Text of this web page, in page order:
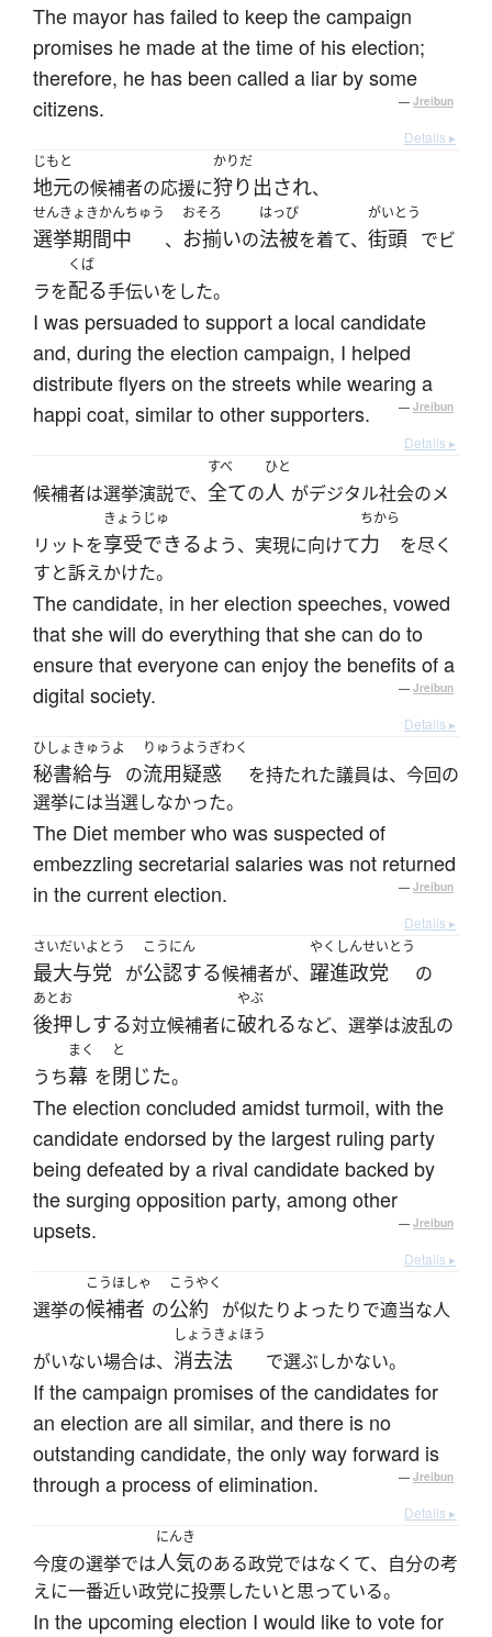
The mayor has failed to keep the campaign
promises he made at the time of his election;
therefore, he has been called a liar by some
citizens.
— Jreibun
Details ▸
じもと
地元の候補者の応援に
かりだ
狩り出され、
せんきょきかんちゅう
選挙期間中 、
おそろ
お揃いの
はっぴ
法被を着て、
がいとう
街頭 でビ
ラを
くば
配る手伝いをした。
I was persuaded to support a local candidate
and, during the election campaign, I helped
distribute flyers on the streets while wearing a
happi coat, similar to other supporters.
— Jreibun
Details ▸
候補者は選挙演説で、
すべ
全ての
ひと
人 がデジタル社会のメ
リットを
きょうじゅ
享受できるよう、実現に向けて
ちから
力
を尽く
すと訴えかけた。
The candidate, in her election speeches, vowed
that she will do everything that she can do to
ensure that everyone can enjoy the benefits of a
digital society.
— Jreibun
Details ▸
ひしょきゅうよ
秘書給与 の
りゅうようぎわく
流用疑惑
を持たれた議員は、今回の
選挙には当選しなかった。
The Diet member who was suspected of
embezzling secretarial salaries was not returned
in the current election.
— Jreibun
Details ▸
さいだいよとう
最大与党 が
こうにん
公認する候補者が、
やくしんせいとう
躍進政党 の
あとお
後押しする対立候補者に
やぶ
破れるなど、選挙は波乱の
うち
まく
幕 を
と
閉じた。
The election concluded amidst turmoil, with the
candidate endorsed by the largest ruling party
being defeated by a rival candidate backed by
the surging opposition party, among other
upsets.
— Jreibun
Details ▸
選挙の
こうほしゃ
候補者 の
こうやく
公約 が似たりよったりで適当な人
がいない場合は、
しょうきょほう
消去法 で選ぶしかない。
If the campaign promises of the candidates for
an election are all similar, and there is no
outstanding candidate, the only way forward is
through a process of elimination.
— Jreibun
Details ▸
今度の選挙では
にんき
人気のある政党ではなくて、自分の考
えに一番近い政党に投票したいと思っている。
In the upcoming election I would like to vote for